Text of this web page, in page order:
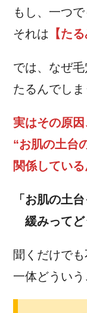
もし、一つ
それは
【た
では、なぜ毛
たるんでし
実はその原因
“お肌の土台
関係してい
「お肌の土
緩みってど
聞くだけでも
一体どうい